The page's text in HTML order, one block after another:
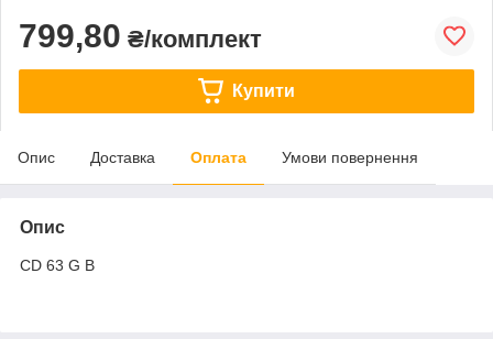
799,80 ₴/комплект
Купити
Опис Доставка Оплата Умови повернення
Опис
CD 63 G B